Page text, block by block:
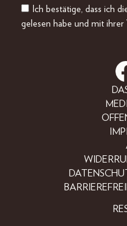
Ich bestätige, dass ich
gelesen habe und mit ihrer